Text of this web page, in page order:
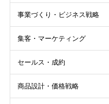
事業づくり・ビジネス戦略
集客・マーケティング
セールス・成約
商品設計・価格戦略